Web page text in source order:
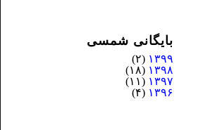
بایگانی شمسی
۱۳۹۹ (۲)
۱۳۹۸ (۱۸)
۱۳۹۷ (۱۱)
۱۳۹۶ (۴)